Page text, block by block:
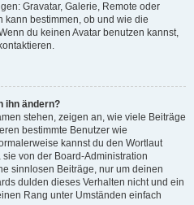
Gravatar, Galerie, Remote oder
kann bestimmen, ob und wie die
du keinen Avatar benutzen kannst,
ihn ändern?
stehen, zeigen an, wie viele Beiträge
bestimmte Benutzer wie
kannst du den Wortlaut
von der Board-Administration
sinnlosen Beiträge, nur um deinen
dulden dieses Verhalten nicht und ein
Rang unter Umständen einfach